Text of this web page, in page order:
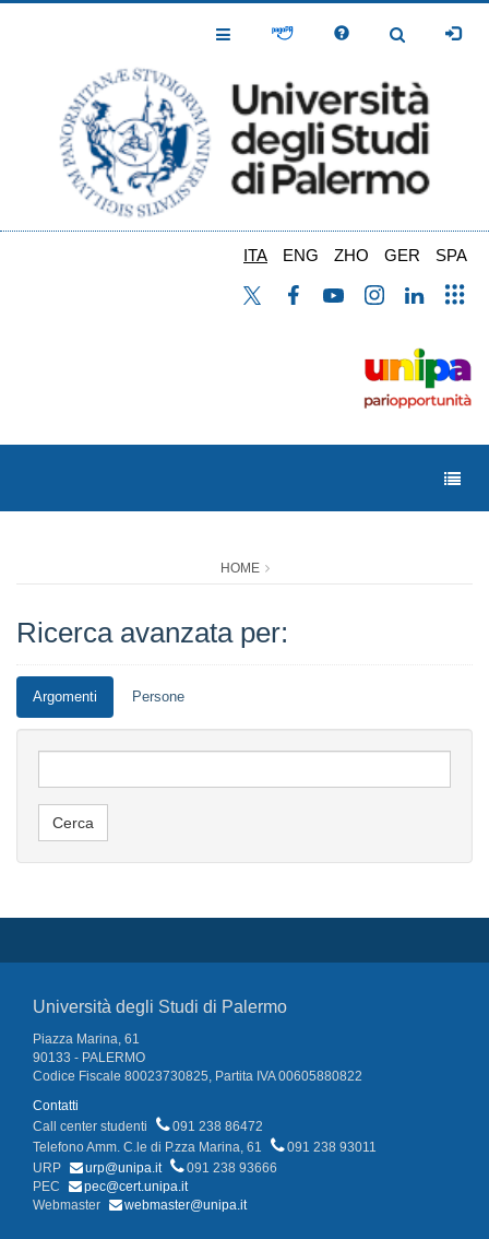
Toggle
Toggle
ITA ENG ZHO GER SPA
HOME
Ricerca avanzata per:
Argomenti Persone
Università degli Studi di Palermo
Piazza Marina, 61
90133 - PALERMO
Codice Fiscale 80023730825, Partita IVA 00605880822
Contatti
Call center studenti
091 238 86472
Telefono Amm. C.le di P.zza Marina, 61
091 238 93011
URP
urp@unipa.it
091 238 93666
PEC
pec@cert.unipa.it
Webmaster
webmaster@unipa.it